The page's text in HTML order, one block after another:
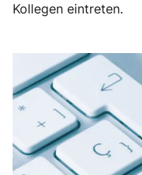
Kollegen eintreten.